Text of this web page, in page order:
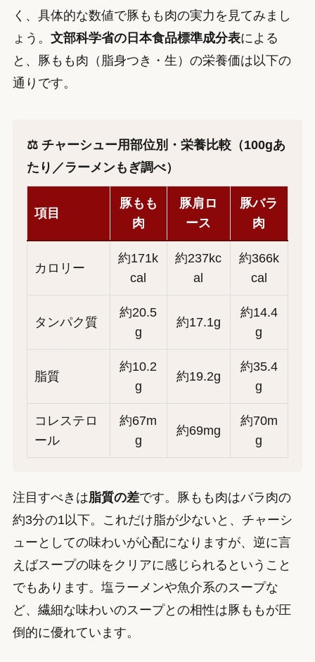
く、具体的な数値で豚もも肉の実力を見てみまし
ょう。 文部科学省の日本食品標準成分表による
と、豚もも肉（脂身つき・生）の栄養価は以下の
通りです。
⚖️ チャーシュー用部位別・栄養比較（100gあ
たり／ラーメンもぎ調べ）
項目
豚もも
肉
豚肩ロ
ース
豚バラ
肉
カロリー
約171k
cal
約237kc
al
約366k
cal
タンパク質
約20.5
g
約17.1g
約14.4
g
脂質
約10.2
g
約19.2g
約35.4
g
コレステロ
ール
約67m
g
約69mg
約70m
g
注目すべきは脂質の差です。豚もも肉はバラ肉の
約3分の1以下。これだけ脂が少ないと、チャーシ
ューとしての味わいが心配になりますが、逆に言
えばスープの味をクリアに感じられるということ
でもあります。塩ラーメンや魚介系のスープな
ど、繊細な味わいのスープとの相性は豚ももが圧
倒的に優れています。